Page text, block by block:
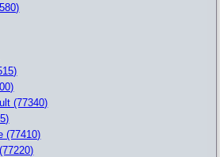
(77340)
(77410)